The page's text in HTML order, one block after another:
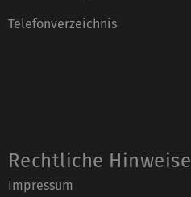
Telefonverzeichnis
Rechtliche Hinweise
Impressum